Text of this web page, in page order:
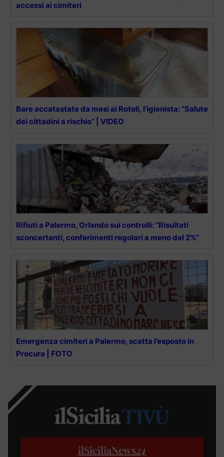
accessi ai cimiteri
Bare accatastate da mesi ai Rotoli, l’igienista: “Salute
dei cittadini a rischio” | VIDEO
Rifiuti a Palermo, Orlando sui controlli: “Risultati
sconcertanti, conferimenti regolari a meno del 2%”
Emergenza cimiteri a Palermo, scatta l’esposto in
Procura | FOTO
ilSiciliaNews24